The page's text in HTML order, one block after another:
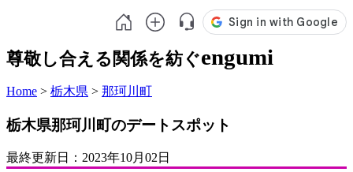
尊敬し合える関係を紡ぐengumi
Home > 栃木県 > 那珂川町
栃木県那珂川町のデートスポット
最終更新日： 2023年10月02日